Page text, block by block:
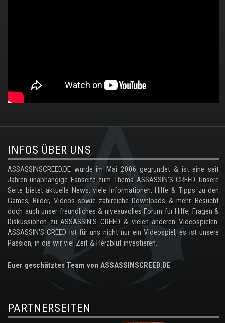
.
INFOS ÜBER UNS
ASSASSINSCREED.DE wurde im Mai 2006 gegründet & ist eine seit
Jahren unabhängige Fanseite zum Thema ASSASSIN'S CREED. Unsere
Seite bietet aktuelle News, viele Informationen, Hilfe & Tipps zu den
Games, Bilder, Videos sowie zahlreiche Downloads & mehr. Besucht
doch auch unser freundliches & niveauvolles Forum für Hilfe, Fragen &
Diskussionen zu ASSASSIN'S CREED & vielen anderen Videospielen.
ASSASSIN'S CREED ist für uns nicht nur ein Videospiel, es ist unsere
Passion, in die wir viel Zeit & Herzblut investieren.
Euer geschätztes Team von ASSASSINSCREED.DE
PARTNERSEITEN